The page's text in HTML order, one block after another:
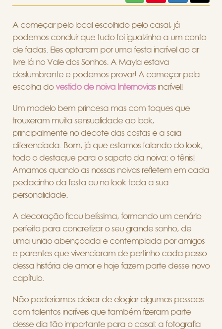
A começar pelo local escolhido pelo casal, já
podemos concluir que tudo foi igualzinho a um conto
de fadas. Eles optaram por uma festa incrível ao ar
livre lá no Vale dos Sonhos. A Mayla estava
deslumbrante e podemos provar! A começar pela
escolha dovestido de noiva Internoviasincrível!
Um modelo bem princesa mas com toques que
trouxeram muita sensualidade ao look,
principalmente no decote das costas e a saia
diferenciada. Bom, já que estamos falando do look,
todo o destaque para o sapato da noiva: o tênis!
Amamos quando as nossas noivas refletem em cada
pedacinho da festa ou no look toda a sua
personalidade.
A decoração ficou belíssima, formando um cenário
perfeito para concretizar o seu grande sonho, de
uma união abençoada e contemplada por amigos
e parentes que vivenciaram de pertinho cada passo
dessa história de amor e hoje fazem parte desse novo
capítulo.
Não poderíamos deixar de elogiar algumas pessoas
com talentos incríveis que também fizeram parte
desse dia tão importante para o casal: a fotografia